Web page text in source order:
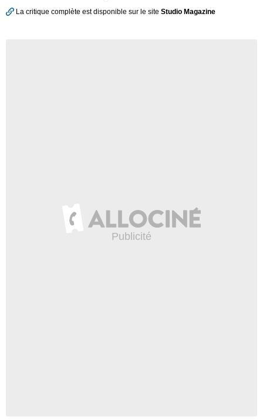
La critique complète est disponible sur le site Studio Magazine